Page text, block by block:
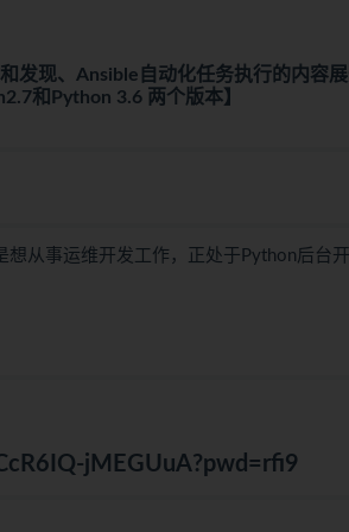
发现、Ansible自动化任务执行的内容
和Python 3.6 两个版本】
从事运维开发工作，正处于Python后台
jMEGUuA?pwd=rfi9